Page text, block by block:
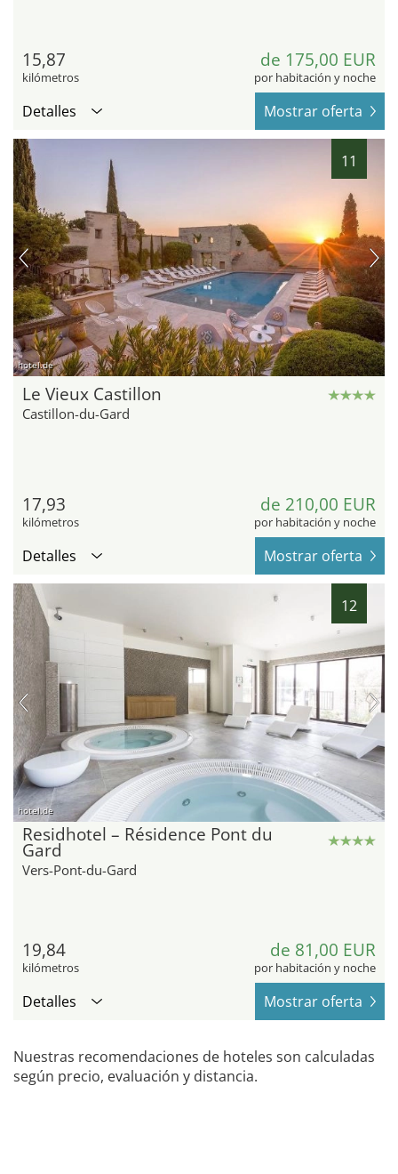
15,87
kilómetros
de 175,00 EUR
por habitación y noche
Detalles Mostrar oferta
11
hotel.de
Le Vieux Castillon
Castillon-du-Gard
17,93
kilómetros
de 210,00 EUR
por habitación y noche
Detalles Mostrar oferta
12
hotel.de
Residhotel – Résidence Pont du
Gard
Vers-Pont-du-Gard
19,84
kilómetros
de 81,00 EUR
por habitación y noche
Detalles Mostrar oferta
Nuestras recomendaciones de hoteles son calculadas
según precio, evaluación y distancia.